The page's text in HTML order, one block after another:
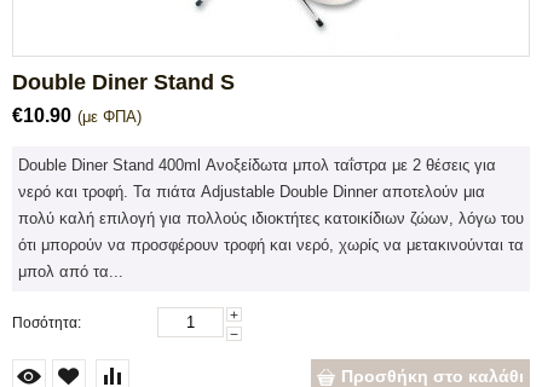
Double Diner Stand S
€10.90 (με ΦΠΑ)
Double Diner Stand 400ml Ανοξείδωτα μπολ ταΐστρα με 2 θέσεις για
νερό και τροφή. Τα πιάτα Adjustable Double Dinner αποτελούν μια
πολύ καλή επιλογή για πολλούς ιδιοκτήτες κατοικίδιων ζώων, λόγω του
ότι μπορούν να προσφέρουν τροφή και νερό, χωρίς να μετακινούνται τα
μπολ από τα...
Ποσότητα:
+
−
Προσθήκη στο καλάθι